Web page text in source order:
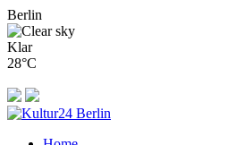
Berlin
Klar
28°C